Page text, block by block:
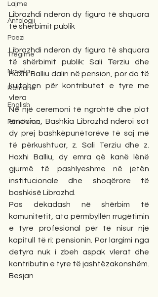
Lajme
Antologji
Poezi
Tregime
Novela
Romane
English
Përkthime
Librazhdi nderon dy figura të shquara
të shërbimit publik
Librazhdi nderon dy figura të shquara
të shërbimit publik: Sali Terziu dhe
Haxhi Balliu dalin në pension, por do të
kujtohen për kontributet e tyre me
vlera
Në një ceremoni të ngrohtë dhe plot
emocion, Bashkia Librazhd nderoi sot
dy prej bashkëpunëtorëve të saj më
të përkushtuar, z. Sali Terziu dhe z.
Haxhi Balliu, dy emra që kanë lënë
gjurmë të pashlyeshme në jetën
institucionale dhe shoqërore të
bashkisë Librazhd.
Pas dekadash në shërbim të
komunitetit, ata përmbyllën rrugëtimin
e tyre profesional për të nisur një
kapitull të ri: pensionin. Por largimi nga
detyra nuk i zbeh aspak vlerat dhe
kontributin e tyre të jashtëzakonshëm.
Besjan